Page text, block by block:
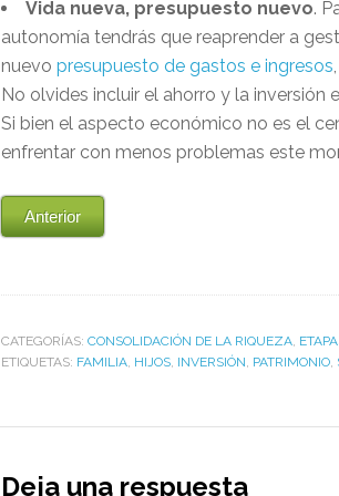
Vida nueva, presupuesto nuevo.
autonomía tendrás que reaprender a
nuevo presupuesto de gastos e ingresos
No olvides incluir el ahorro y la inversión
Si bien el aspecto económico no es el
enfrentar con menos problemas este
Anterior
CATEGORÍAS: CONSOLIDACIÓN DE LA RIQUEZA
ETIQUETAS: FAMILIA HIJOS INVERSIÓN PATRIMONIO
Deja una respuesta